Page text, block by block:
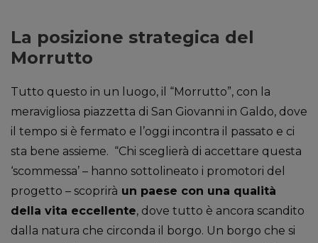
La posizione strategica del
Morrutto
Tutto questo in un luogo, il “Morrutto”, con la
meravigliosa piazzetta di San Giovanni in Galdo, dove
il tempo si è fermato e l’oggi incontra il passato e ci
sta bene assieme. “Chi sceglierà di accettare questa
‘scommessa’ – hanno sottolineato i promotori del
progetto – scoprirà un paese con una qualità
della vita eccellente, dove tutto è ancora scandito
dalla natura che circonda il borgo. Un borgo che si